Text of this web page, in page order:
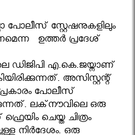
സ്റ്റേഷനുകളിലും
ഉത്തര്‍ പ്രദേശ്
ഡിജിപി എ.കെ.ജയ്നാണ്
അസിസ്റ്റന്റ്
പോലീസ്
ലക്‌നൗവിലെ ഒരു
ചെയ്ത ചിത്രം
നിര്‍ദേശം. ഒരു